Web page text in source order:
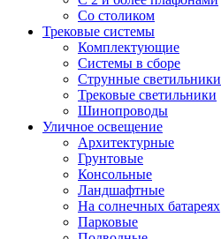
Со столиком
Трековые системы
Комплектующие
Системы в сборе
Струнные светильники
Трековые светильники
Шинопроводы
Уличное освещение
Архитектурные
Грунтовые
Консольные
Ландшафтные
На солнечных батареях
Парковые